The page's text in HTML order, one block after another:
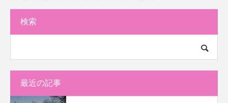
検索
最近の記事